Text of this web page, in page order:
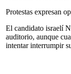
Protestas expresan
El candidato israelí
auditorio, aunque
intentar interrumpir